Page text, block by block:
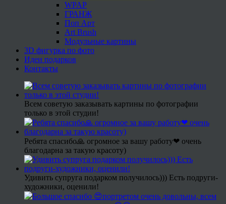
WPAP
ГРАНЖ
Поп Арт
Art Brush
Модульные картины
3D фигурка по фото
Идеи подарков
Контакты
Всем советую заказывать картины по фотографии
только в этой студии!
Ребята спасибо🙏 огромное за вашу работу❤ очень
благодарна за такую красоту)
Удивить супруга подарком получилось))) Есть подруги-
художники, оценили!